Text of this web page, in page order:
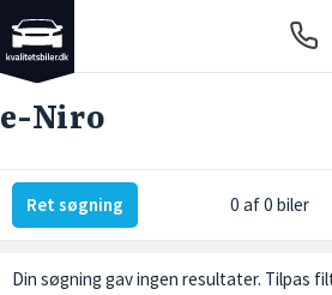
e-Niro
Ret søgning 0 af 0 biler
Din søgning gav ingen resultater. Tilpas